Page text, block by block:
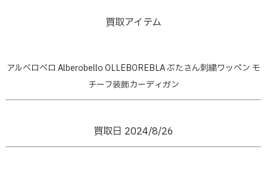
買取アイテム
アルベロベロ Alberobello OLLEBOREBLA ぶたさん刺繍ワッペン モ
チーフ装飾カーディガン
買取日 2024/8/26